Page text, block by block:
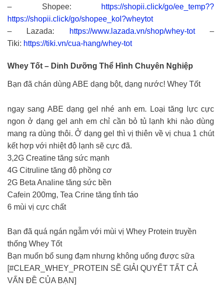
– Shopee:
https://shopii.click/go/ee_temp??
https://shopii.click/go/shopee_kol?wheytot
– Lazada:
https://www.lazada.vn/shop/whey-tot–
Tiki: https://tiki.vn/cua-hang/whey-tot
Whey Tốt – Dinh Dưỡng Thể Hình Chuyên Nghiệp
Bạn đã chán dùng ABE dạng bột, dạng nước! Whey Tốt
ngay sang ABE dạng gel nhé anh em. Loại tăng lực cực
ngon ở dạng gel anh em chỉ cần bỏ tủ lạnh khi nào dùng
mang ra dùng thôi. Ở dạng gel thì vị thiên về vị chua 1 chút
kết hợp với nhiệt độ lạnh sẽ cực đã.
3,2G Creatine tăng sức mạnh
4G Citruline tăng độ phồng cơ
2G Beta Analine tăng sức bền
Cafein 200mg, Tea Crine tăng tỉnh táo
6 mùi vị cực chất
Bạn đã quá ngán ngẫm với mùi vị Whey Protein truyền
thống Whey Tốt
Bạn muốn bổ sung đạm nhưng không uống được sữa
[#CLEAR_WHEY_PROTEIN SẼ GIẢI QUYẾT TẤT CẢ
VẤN ĐỀ CỦA BẠN]